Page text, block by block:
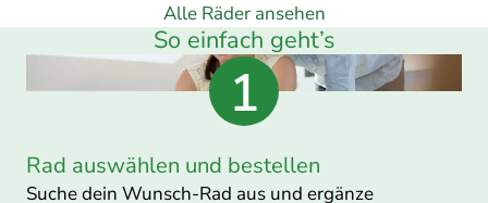
Alle Räder ansehen
So einfach geht’s
Rad auswählen und bestellen
Suche dein Wunsch-Rad aus und ergänze